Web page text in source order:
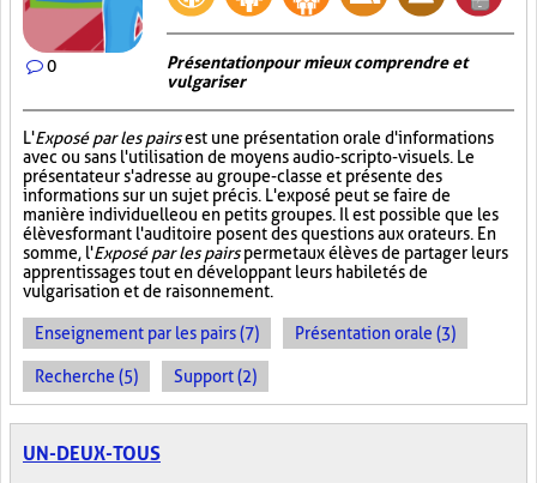
0
Présentation pour mieux comprendre et
vulgariser
L'Exposé par les pairsest une présentation orale d'informations
avec ou sans l'utilisation de moyens audio-scripto-visuels. Le
présentateur s'adresse au groupe-classe et présente des
informations sur un sujet précis. L'exposé peut se faire de
manière individuelle ou en petits groupes. Il est possible que les
élèves formant l'auditoire posent des questions aux orateurs. En
somme, l'Exposé par les pairspermet aux élèves de partager leurs
apprentissages tout en développant leurs habiletés de
vulgarisation et de raisonnement.
Enseignement par les pairs (7) Présentation orale (3)
Recherche (5) Support (2)
UN-DEUX-TOUS